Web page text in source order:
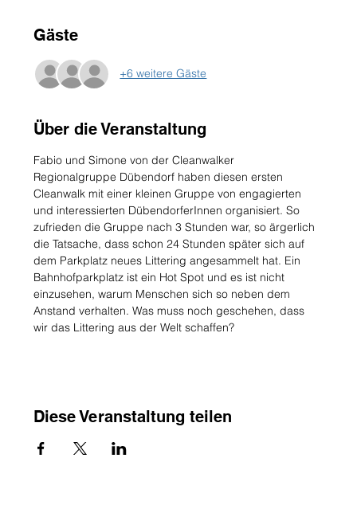
Gäste
+6 weitere Gäste
Über die Veranstaltung
Fabio und Simone von der Cleanwalker
Regionalgruppe Dübendorf haben diesen ersten
Cleanwalk mit einer kleinen Gruppe von engagierten
und interessierten DübendorferInnen organisiert. So
zufrieden die Gruppe nach 3 Stunden war, so ärgerlich
die Tatsache, dass schon 24 Stunden später sich auf
dem Parkplatz neues Littering angesammelt hat. Ein
Bahnhofparkplatz ist ein Hot Spot und es ist nicht
einzusehen, warum Menschen sich so neben dem
Anstand verhalten. Was muss noch geschehen, dass
wir das Littering aus der Welt schaffen?
Diese Veranstaltung teilen